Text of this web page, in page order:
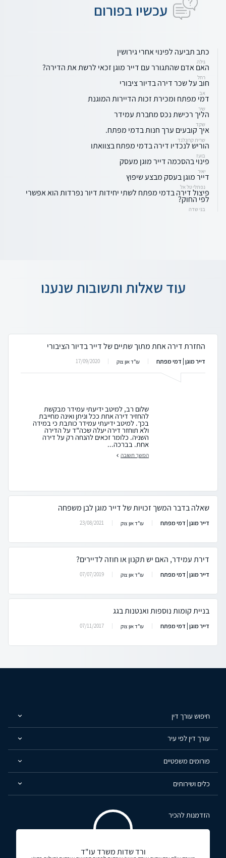
עכשיו בפורום
כתב תביעה לפינוי אחרי גירושין
גילה
האם אדם שהתגורר עם דייר מוגן זכאי לרשת את הדירה?
רחל
חוב על שכר דירה בדיור ציבורי
אב
דמי מפתח ומכירת זכות הדיירות המוגנת
שיר
הליך רכישת נכס מחברת עמידר
שקד
איך קובעים ערך חנות בדמי מפתח.
שרית קרונלנד
הוריש לנכדיו דירה בדמי מפתח בצוואתו
בועז
פינוי בהסכמה דייר מוגן מעסק
יאיר
דייר מוגן בעסק מבצע שיפוץ
נפתלי טל אל
פיצול דירה בדמי מפתח לשתי יחידות דיור נפרדות הוא אפשרי
לפי החוק?
בני שדה
עוד שאלות ותשובות שנענו
החזרת דירה אחת מתוך שתיים של דייר בדיור הציבורי
דייר מוגן | דמי מפתח עו"ד און צוק 17/09/2020
שלום רב, למיטב ידיעתי עמידר מבקשת
להחזיר דירה אחת ככל וניתן ואינה מחייבת
בכך. למיטב ידיעתי עמידר כותבת כי במידה
ולא תוחזר דירה יעלה שכה"ד על הדירה
השניה. כלומר זכאים להנחה רק על דירה
אחת. בברכה...
המשך תשובה
שאלה בדבר המשך זכויות של דייר מוגן לבן משפחה
דייר מוגן | דמי מפתח עו"ד און צוק 23/08/2021
דירת עמידר, האם יש תקנון או חוזה לדיירים?
דייר מוגן | דמי מפתח עו"ד און צוק 07/07/2019
בניית קומות נוספות ואנטנות בגג
דייר מוגן | דמי מפתח עו"ד און צוק 07/11/2017
חיפוש עורך דין
עורך דין לפי עיר
פורומים משפטיים
כלים ושירותים
הזדמנות להכיר
ורד שדות משרד עו"ד